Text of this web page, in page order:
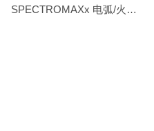
SPECTROMAXx 电弧/火花